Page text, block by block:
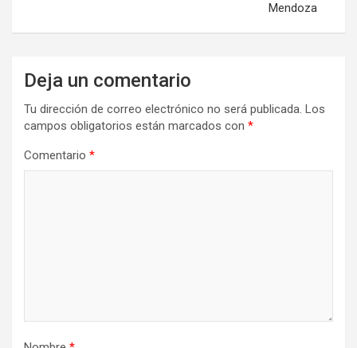
Mendoza
Deja un comentario
Tu dirección de correo electrónico no será publicada. Los
campos obligatorios están marcados con *
Comentario *